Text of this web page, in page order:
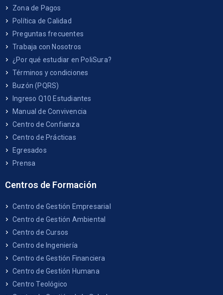
Zona de Pagos
Política de Calidad
Preguntas frecuentes
Trabaja con Nosotros
¿Por qué estudiar en PoliSura?
Términos y condiciones
Buzón (PQRS)
Ingreso Q10 Estudiantes
Manual de Convivencia
Centro de Confianza
Centro de Prácticas
Egresados
Prensa
Centros de Formación
Centro de Gestión Empresarial
Centro de Gestión Ambiental
Centro de Cursos
Centro de Ingeniería
Centro de Gestión Financiera
Centro de Gestión Humana
Centro Teológico